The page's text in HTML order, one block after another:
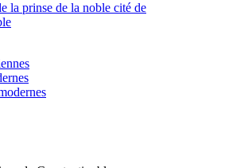
la prinse de la noble cité de